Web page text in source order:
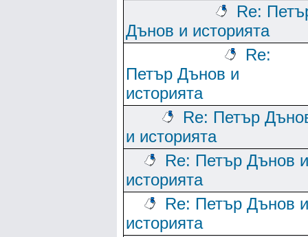
Re:
Дънов и историята
Re:
Петър Дънов и
историята
Re: Петър
и историята
Re: Петър Дънов и
историята
Re: Петър Дънов и
историята